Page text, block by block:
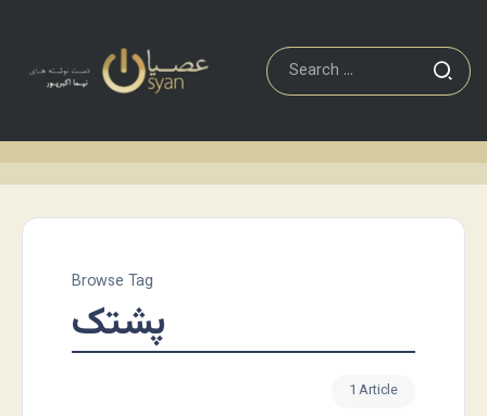
Browse Tag
پشتک
1 Article